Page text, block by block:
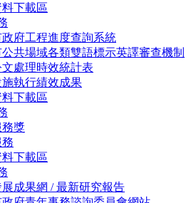
下載區
府工程進度查詢系統
共場域各類雙語標示英譯審查機制
處理時效統計表
執行績效成果
下載區
獎
下載區
成果網 / 最新研究報告